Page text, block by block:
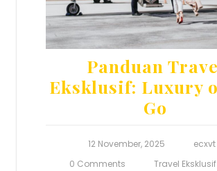
Panduan
Eksklusif: Luxury
Go
12 November, 2025
ecxvt
0 Comments
Travel Eksklusif